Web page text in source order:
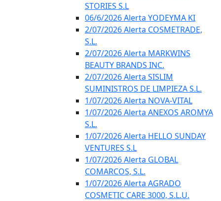
STORIES S.L
06/6/2026 Alerta YODEYMA KI
2/07/2026 Alerta COSMETRADE,
S.L.
2/07/2026 Alerta MARKWINS
BEAUTY BRANDS INC.
2/07/2026 Alerta SISLIM
SUMINISTROS DE LIMPIEZA S.L.
1/07/2026 Alerta NOVA-VITAL
1/07/2026 Alerta ANEXOS AROMYA
S.L.
1/07/2026 Alerta HELLO SUNDAY
VENTURES S.L
1/07/2026 Alerta GLOBAL
COMARCOS, S.L.
1/07/2026 Alerta AGRADO
COSMETIC CARE 3000, S.L.U.